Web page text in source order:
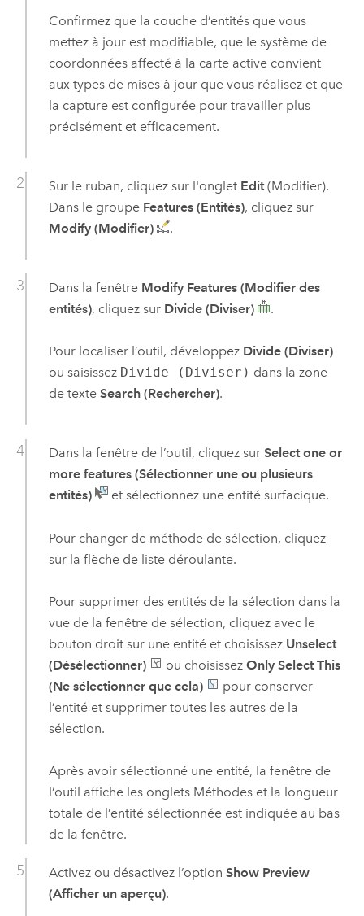
Confirmez que la couche d’entités que vous
mettez à jour est modifiable, que le système de
coordonnées affecté à la carte active convient
aux types de mises à jour que vous réalisez et que
la capture est configurée pour travailler plus
précisément et efficacement.
Sur le ruban, cliquez sur l'onglet Edit(Modifier).
Dans le groupe Features (Entités), cliquez sur
Modify (Modifier)
.
Dans la fenêtre Modify Features (Modifier des
entités), cliquez sur Divide (Diviser) .
Pour localiser l’outil, développez Divide (Diviser)
ou saisissez Divide (Diviser) dans la zone
de texte Search (Rechercher).
Dans la fenêtre de l’outil, cliquez sur Select one or
more features (Sélectionner une ou plusieurs
entités)
et sélectionnez une entité surfacique.
Pour changer de méthode de sélection, cliquez
sur la flèche de liste déroulante.
Pour supprimer des entités de la sélection dans la
vue de la fenêtre de sélection, cliquez avec le
bouton droit sur une entité et choisissez Unselect
(Désélectionner)
ou choisissez Only Select This
(Ne sélectionner que cela)
pour conserver
l’entité et supprimer toutes les autres de la
sélection.
Après avoir sélectionné une entité, la fenêtre de
l’outil affiche les onglets Méthodes et la longueur
totale de l’entité sélectionnée est indiquée au bas
de la fenêtre.
Activez ou désactivez l’option Show Preview
(Afficher un aperçu).